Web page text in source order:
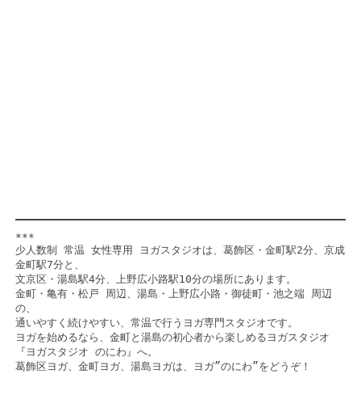
***
少人数制 常温 女性専用 ヨガスタジオは、葛飾区・金町駅2分、京成
金町駅7分と、
文京区・湯島駅4分、上野広小路駅10分の場所にあります。
金町・亀有・松戸 周辺、湯島・上野広小路・御徒町・池之端 周辺
の、
通いやすく続けやすい、常温で行うヨガ専門スタジオです。
ヨガを始めるなら、金町と湯島の初心者から楽しめるヨガスタジオ
『ヨガスタジオ のにわ』へ。
葛飾区ヨガ、金町ヨガ、湯島ヨガは、ヨガ”のにわ”をどうぞ！